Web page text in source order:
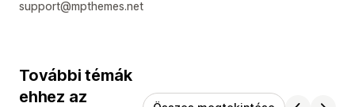
support@mpthemes.net
További témák
ehhez az